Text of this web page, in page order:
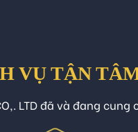
VỤ TẬN
LTD đã và đang